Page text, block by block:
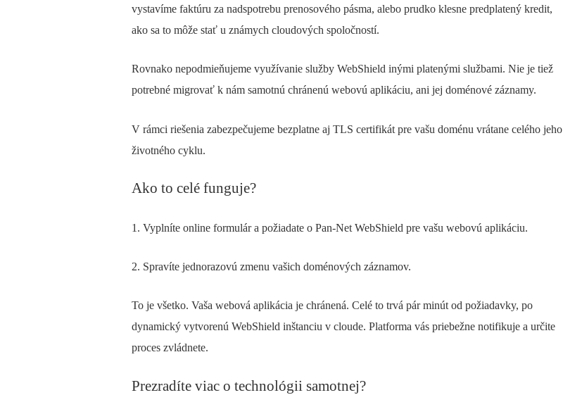
vystavíme faktúru za nadspotrebu prenosového pásma, alebo prudko klesne predplatený kredit,
ako sa to môže stať u známych cloudových spoločností.
Rovnako nepodmieňujeme využívanie služby WebShield inými platenými službami. Nie je tiež
potrebné migrovať k nám samotnú chránenú webovú aplikáciu, ani jej doménové záznamy.
V rámci riešenia zabezpečujeme bezplatne aj TLS certifikát pre vašu doménu vrátane celého jeho
životného cyklu.
Ako to celé funguje?
1. Vyplníte online formulár a požiadate o Pan-Net WebShield pre vašu webovú aplikáciu.
2. Spravíte jednorazovú zmenu vašich doménových záznamov.
To je všetko. Vaša webová aplikácia je chránená. Celé to trvá pár minút od požiadavky, po
dynamický vytvorenú WebShield inštanciu v cloude. Platforma vás priebežne notifikuje a určite
proces zvládnete.
Prezradíte viac o technológii samotnej?